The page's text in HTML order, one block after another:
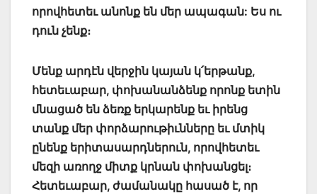
որովհետեւ անոնք են մեր ապագան: Ես ու
դուն չենք։
Մենք արդէն վերջին կայան կ՛երթանք,
հետեւաբար, փոխանանձենք որոնք ետին
մնացած են ձեռք երկարենք եւ իրենց
տանք մեր փորձարութիւնները եւ մտիկ
ընենք երիտասարդներուն, որովհետեւ
մեզի առողջ միտք կրնան փոխանցել։
Հետեւաբար, ժամանակը հասած է, որ